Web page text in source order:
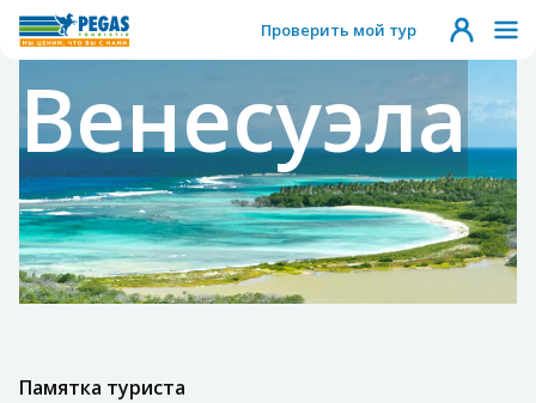
Проверить мой тур
Венесуэла
Памятка туриста